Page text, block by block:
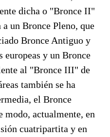
dicha o "Bronce II"
un Bronce Pleno, que
Bronce Antiguo y
europeas y un Bronce
al "Bronce III" de
también se ha
el Bronce
modo, actualmente, en
cuatripartita y en